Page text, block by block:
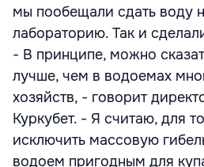
мы пообещали сдать воду
лабораторию. Так и
- В принципе, можно
лучше, чем в водоемах
хозяйств, - говорит
Куркубет. - Я считаю, для
исключить массовую
водоем пригодным для